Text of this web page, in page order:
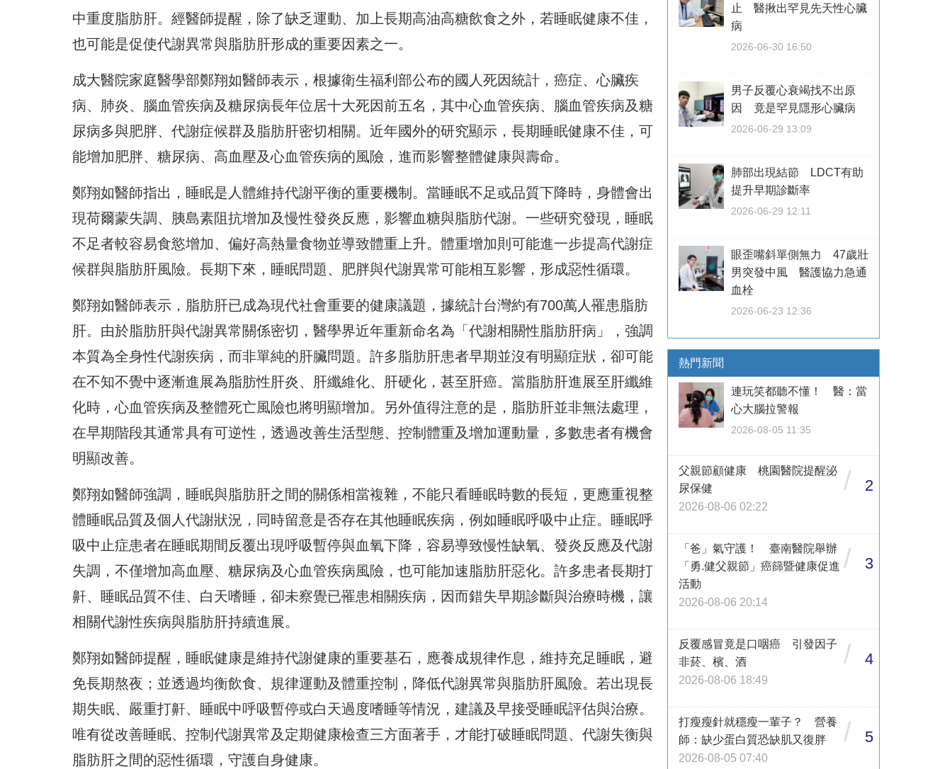
中重度脂肪肝。經醫師提醒，除了缺乏運動、加上長期高油高糖飲食之外，若睡眠健康不佳，
也可能是促使代謝異常與脂肪肝形成的重要因素之一。
成大醫院家庭醫學部鄭翔如醫師表示，根據衛生福利部公布的國人死因統計，癌症、心臟疾
病、肺炎、腦血管疾病及糖尿病長年位居十大死因前五名，其中心血管疾病、腦血管疾病及糖
尿病多與肥胖、代謝症候群及脂肪肝密切相關。近年國外的研究顯示，長期睡眠健康不佳，可
能增加肥胖、糖尿病、高血壓及心血管疾病的風險，進而影響整體健康與壽命。
鄭翔如醫師指出，睡眠是人體維持代謝平衡的重要機制。當睡眠不足或品質下降時，身體會出
現荷爾蒙失調、胰島素阻抗增加及慢性發炎反應，影響血糖與脂肪代謝。一些研究發現，睡眠
不足者較容易食慾增加、偏好高熱量食物並導致體重上升。體重增加則可能進一步提高代謝症
候群與脂肪肝風險。長期下來，睡眠問題、肥胖與代謝異常可能相互影響，形成惡性循環。
鄭翔如醫師表示，脂肪肝已成為現代社會重要的健康議題，據統計台灣約有700萬人罹患脂肪
肝。由於脂肪肝與代謝異常關係密切，醫學界近年重新命名為「代謝相關性脂肪肝病」，強調
本質為全身性代謝疾病，而非單純的肝臟問題。許多脂肪肝患者早期並沒有明顯症狀，卻可能
在不知不覺中逐漸進展為脂肪性肝炎、肝纖維化、肝硬化，甚至肝癌。當脂肪肝進展至肝纖維
化時，心血管疾病及整體死亡風險也將明顯增加。另外值得注意的是，脂肪肝並非無法處理，
在早期階段其通常具有可逆性，透過改善生活型態、控制體重及增加運動量，多數患者有機會
明顯改善。
鄭翔如醫師強調，睡眠與脂肪肝之間的關係相當複雜，不能只看睡眠時數的長短，更應重視整
體睡眠品質及個人代謝狀況，同時留意是否存在其他睡眠疾病，例如睡眠呼吸中止症。睡眠呼
吸中止症患者在睡眠期間反覆出現呼吸暫停與血氧下降，容易導致慢性缺氧、發炎反應及代謝
失調，不僅增加高血壓、糖尿病及心血管疾病風險，也可能加速脂肪肝惡化。許多患者長期打
鼾、睡眠品質不佳、白天嗜睡，卻未察覺已罹患相關疾病，因而錯失早期診斷與治療時機，讓
相關代謝性疾病與脂肪肝持續進展。
鄭翔如醫師提醒，睡眠健康是維持代謝健康的重要基石，應養成規律作息，維持充足睡眠，避
免長期熬夜；並透過均衡飲食、規律運動及體重控制，降低代謝異常與脂肪肝風險。若出現長
期失眠、嚴重打鼾、睡眠中呼吸暫停或白天過度嗜睡等情況，建議及早接受睡眠評估與治療。
唯有從改善睡眠、控制代謝異常及定期健康檢查三方面著手，才能打破睡眠問題、代謝失衡與
脂肪肝之間的惡性循環，守護自身健康。
止 醫揪出罕見先天性心臟
病
2026-06-30 16:50
男子反覆心衰竭找不出原
因 竟是罕見隱形心臟病
2026-06-29 13:09
肺部出現結節 LDCT有助
提升早期診斷率
2026-06-29 12:11
眼歪嘴斜單側無力 47歲壯
男突發中風 醫護協力急通
血栓
2026-06-23 12:36
熱門新聞
連玩笑都聽不懂！ 醫：當
心大腦拉警報
2026-08-05 11:35
父親節顧健康 桃園醫院提醒泌
尿保健
2026-08-06 02:22
/ 2
「爸」氣守護！ 臺南醫院舉辦
「勇.健父親節」癌篩暨健康促進
活動
2026-08-06 20:14
/ 3
反覆感冒竟是口咽癌 引發因子
非菸、檳、酒
2026-08-06 18:49
/ 4
打瘦瘦針就穩瘦一輩子？ 營養
師：缺少蛋白質恐缺肌又復胖
2026-08-05 07:40
/ 5